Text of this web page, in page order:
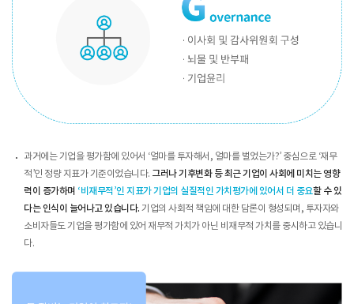
과거에는 기업을 평가함에 있어서 ‘얼마를 투자해서, 얼마를 벌었는가?’ 중심으로 ‘재무
적’인 정량 지표가 기준이었습니다. 그러나 기후변화 등 최근 기업이 사회에 미치는 영향
력이 증가하며 ‘비재무적’인 지표가 기업의 실질적인 가치평가에 있어서 더 중요할 수 있
다는 인식이 늘어나고 있습니다. 기업의 사회적 책임에 대한 담론이 형성되며, 투자자와
소비자들도 기업을 평가함에 있어 재무적 가치가 아닌 비재무적 가치를 중시하고 있습니
다.